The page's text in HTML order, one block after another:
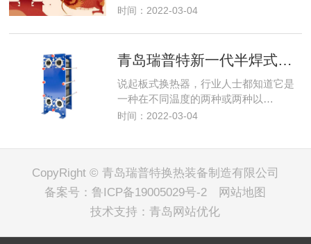
时间：2022-03-04
青岛瑞普特新一代半焊式板式换热器
说起板式换热器，行业人士都知道它是
一种在不同温度的两种或两种以…
时间：2022-03-04
CopyRight © 青岛瑞普特换热装备制造有限公司
备案号：鲁ICP备19005029号-2
网站地图
技术支持：青岛网站优化